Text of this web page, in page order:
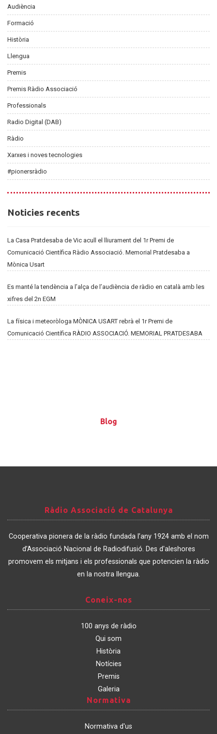
Audiència
Formació
Història
Llengua
Premis
Premis Ràdio Associació
Professionals
Radio Digital (DAB)
Ràdio
Xarxes i noves tecnologies
#pionersràdio
Noticies
Noticies recents
La Casa Pratdesaba de Vic acull el lliurament del 1r Premi de
Comunicació Científica Ràdio Associació. Memorial Pratdesaba a
Mònica Usart
Es manté la tendència a l’alça de l’audiència de ràdio en català amb les
xifres del 2n EGM
La física i meteoròloga MÒNICA USART rebrà el 1r Premi de
Comunicació Científica RÀDIO ASSOCIACIÓ. MEMORIAL PRATDESABA
Blog
Blog
Associació
de
Catalunya
Ràdio Associació de Catalunya
Cooperativa pionera de la ràdio fundada l’any 1924 amb el nom
d’Associació Nacional de Radiodifusió. Des d'aleshores
promovem els mitjans i els professionals que potencien la ràdio
en la nostra llengua.
nos
Coneix-nos
100 anys de ràdio
Qui som
Història
Notícies
Premis
Galeria
Normativa
Normativa d'us